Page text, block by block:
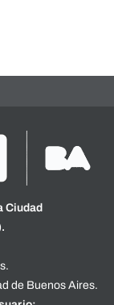
Ciudad
de Buenos Aires.